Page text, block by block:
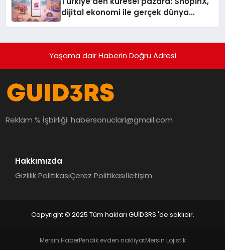
dijital ekonomi ile gerçek dünya
Yaşama dair Haberin Doğru Adresi
Reklam % İşbirliği:habersonuclari@gmail.com
Hakkımızda
Gizlilik PolitikasıÇerez Politikasıİletişim
Copyright © 2025 Tüm hakları GUİD3RS 'de saklıdır.
Mersin HaberPendik evden nakliyatMersin Lojistik